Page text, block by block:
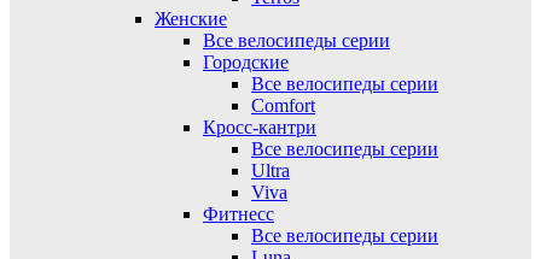
Женские
Все велосипеды серии
Городские
Все велосипеды серии
Comfort
Кросс-кантри
Все велосипеды серии
Ultra
Viva
Фитнесс
Все велосипеды серии